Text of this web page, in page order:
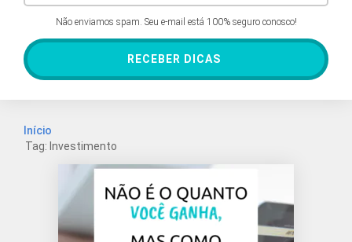
Não enviamos spam. Seu e-mail está 100% seguro conosco!
RECEBER DICAS
Início
Tag: Investimento